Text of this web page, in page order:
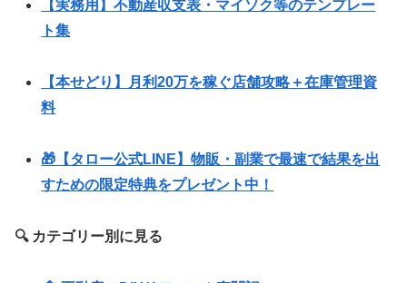
【実務用】不動産収支表・マイソク等のテンプレー
ト集
【本せどり】月利20万を稼ぐ店舗攻略＋在庫管理資
料
🎁【タロー公式LINE】物販・副業で最速で結果を出
すための限定特典をプレゼント中！
🔍 カテゴリー別に見る